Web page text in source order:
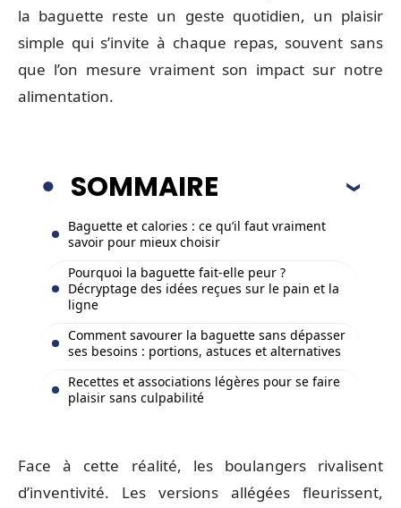
la baguette reste un geste quotidien, un plaisir
simple qui s’invite à chaque repas, souvent sans
que l’on mesure vraiment son impact sur notre
alimentation.
SOMMAIRE
Baguette et calories : ce qu’il faut vraiment
savoir pour mieux choisir
Pourquoi la baguette fait-elle peur ?
Décryptage des idées reçues sur le pain et la
ligne
Comment savourer la baguette sans dépasser
ses besoins : portions, astuces et alternatives
Recettes et associations légères pour se faire
plaisir sans culpabilité
Face à cette réalité, les boulangers rivalisent
d’inventivité. Les versions allégées fleurissent,